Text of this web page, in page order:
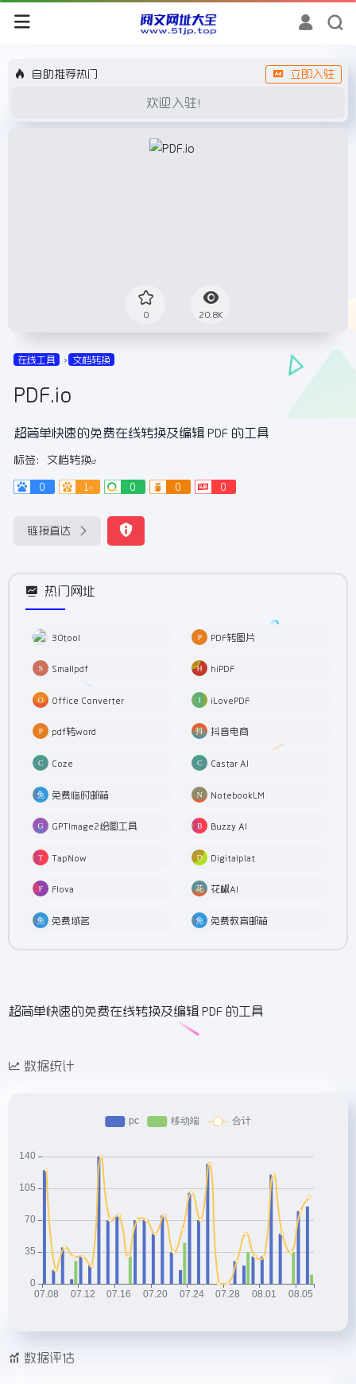
自助推荐热门 立即入驻
欢迎入驻！
0 20.8K
在线工具 文档转换
PDF.io
超简单快速的免费在线转换及编辑 PDF 的工具
标签： 文档转换
0 1- 0 0 0
链接直达
热门网址
30tool PDF转图片
Smallpdf hiPDF
Office Converter iLovePDF
pdf转word 抖音电商
Coze Castar AI
免费临时邮箱 NotebookLM
GPTImage2绘图工具 Buzzy AI
TapNow Digitalplat
Flova 花椒AI
免费域名 免费教育邮箱
超简单快速的免费在线转换及编辑 PDF 的工具
数据统计
数据评估